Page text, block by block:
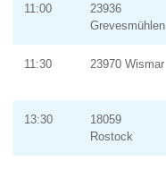
11:00
23936
Grevesmühlen
11:30 23970 Wismar
13:30
18059
Rostock